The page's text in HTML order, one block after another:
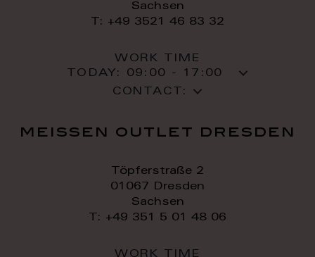
Sachsen
T: +49 3521 46 83 32
WORK TIME
TODAY: 09:00 - 17:00
CONTACT:
meissen outlet dresden
Töpferstraße 2
01067 Dresden
Sachsen
T: +49 351 5 01 48 06
WORK TIME